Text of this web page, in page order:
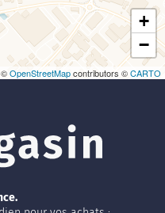
+
−
©OpenStreetMapcontributors ©CARTO